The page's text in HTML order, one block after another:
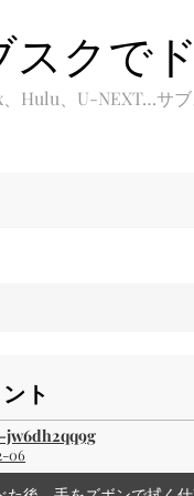
スクで
Hulu、U-NEXT…サブ
ト
jw6dh2qq9g
06